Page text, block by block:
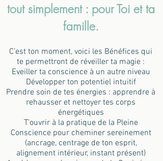
tout simplement : pour Toi et ta
famille.
C’est ton moment, voici les Bénéfices qui
te permettront de réveiller ta magie :
Eveiller ta conscience à un autre niveau
Développer ton potentiel intuitif
Prendre soin de tes énergies : apprendre à
rehausser et nettoyer tes corps
énergétiques
T’ouvrir à la pratique de la Pleine
Conscience pour cheminer sereinement
(ancrage, centrage de ton esprit,
alignement intérieur, instant présent)